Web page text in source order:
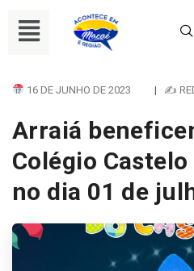
16 DE JUNHO DE 2023 | ✍
Arraiá
Colégio
no dia 01 de